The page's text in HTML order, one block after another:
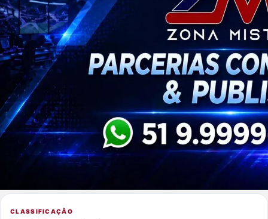
CLASSIFICAÇÃO